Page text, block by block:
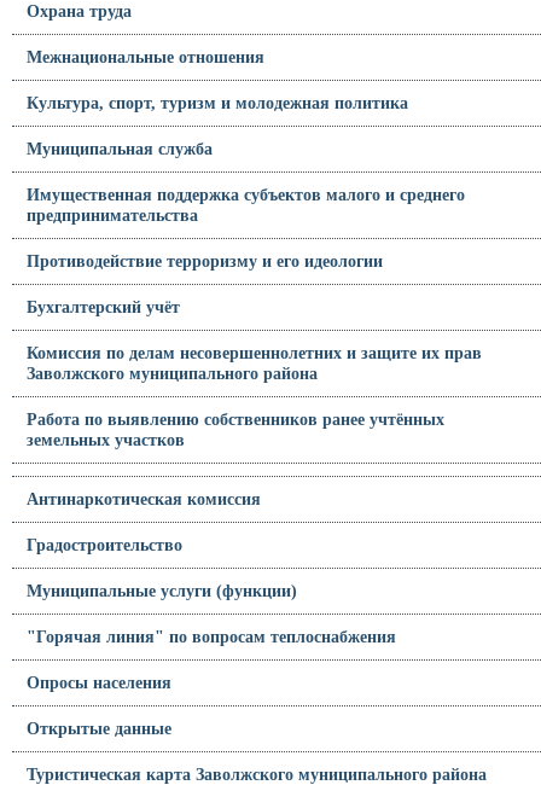
Охрана труда
Межнациональные отношения
Культура, спорт, туризм и молодежная политика
Муниципальная служба
Имущественная поддержка субъектов малого и среднего
предпринимательства
Противодействие терроризму и его идеологии
Бухгалтерский учёт
Комиссия по делам несовершеннолетних и защите их прав
Заволжского муниципального района
Работа по выявлению собственников ранее учтённых
земельных участков
Антинаркотическая комиссия
Градостроительство
Муниципальные услуги (функции)
"Горячая линия" по вопросам теплоснабжения
Опросы населения
Открытые данные
Туристическая карта Заволжского муниципального района